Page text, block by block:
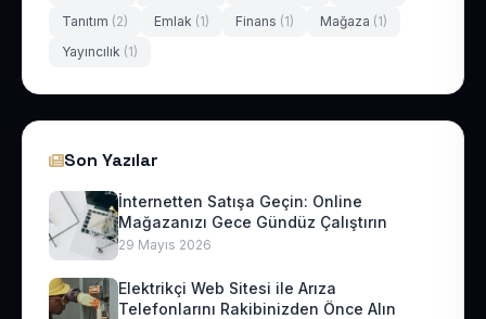
Tanıtım (2) Emlak (1) Finans (1) Mağaza (1)
Yayıncılık (1)
Son Yazılar
İnternetten Satışa Geçin: Online
Mağazanızı Gece Gündüz Çalıştırın
29 Mayıs 2026
Elektrikçi Web Sitesi ile Arıza
Telefonlarını Rakibinizden Önce Alın